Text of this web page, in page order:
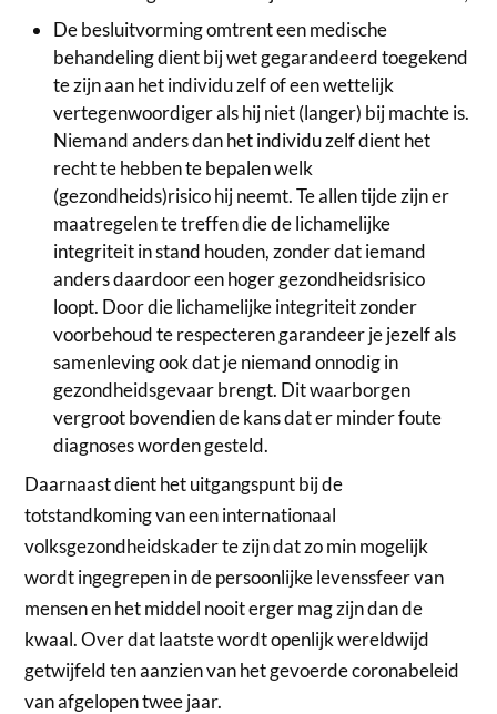
De besluitvorming omtrent een medische
behandeling dient bij wet gegarandeerd toegekend
te zijn aan het individu zelf of een wettelijk
vertegenwoordiger als hij niet (langer) bij machte is.
Niemand anders dan het individu zelf dient het
recht te hebben te bepalen welk
(gezondheids)risico hij neemt. Te allen tijde zijn er
maatregelen te treffen die de lichamelijke
integriteit in stand houden, zonder dat iemand
anders daardoor een hoger gezondheidsrisico
loopt. Door die lichamelijke integriteit zonder
voorbehoud te respecteren garandeer je jezelf als
samenleving ook dat je niemand onnodig in
gezondheidsgevaar brengt. Dit waarborgen
vergroot bovendien de kans dat er minder foute
diagnoses worden gesteld.
Daarnaast dient het uitgangspunt bij de
totstandkoming van een internationaal
volksgezondheidskader te zijn dat zo min mogelijk
wordt ingegrepen in de persoonlijke levenssfeer van
mensen en het middel nooit erger mag zijn dan de
kwaal. Over dat laatste wordt openlijk wereldwijd
getwijfeld ten aanzien van het gevoerde coronabeleid
van afgelopen twee jaar.